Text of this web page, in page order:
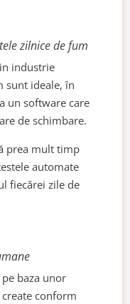
zilnice de fum
industrie
sunt ideale, în
un software care
de schimbare.
prea mult timp
automate
fiecărei zile de
baza unor
conform